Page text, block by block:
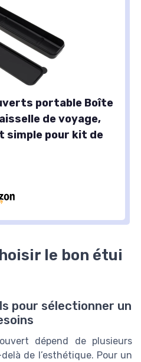
portable Boîte
de voyage,
simple pour kit de
le bon étui
pour sélectionner un
dépend de plusieurs
de l’esthétique. Pour un